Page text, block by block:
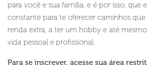
para você e sua família, e é por isso, que
constante para te oferecer caminhos
renda extra, a ter um hobby e até
vida pessoal e profissional.
Para se inscrever, acesse sua área